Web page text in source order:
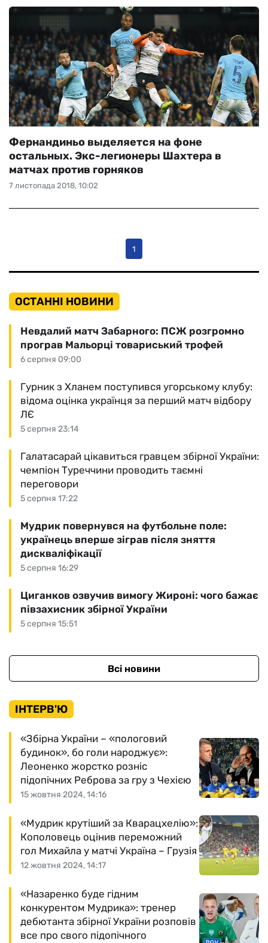
7 листопада 2018, 10:02
Фернандиньо выделяется на фоне
остальных. Экс-легионеры Шахтера в
матчах против горняков
1
ОСТАННІ НОВИНИ
6 серпня 09:00
Невдалий матч Забарного: ПСЖ розгромно
програв Мальорці товариський трофей
5 серпня 23:14
Гурник з Хланем поступився угорському клубу:
відома оцінка українця за перший матч відбору
ЛЄ
5 серпня 17:22
Галатасарай цікавиться гравцем збірної України:
чемпіон Туреччини проводить таємні
переговори
5 серпня 16:29
Мудрик повернувся на футбольне поле:
українець вперше зіграв після зняття
дискваліфікації
5 серпня 15:51
Циганков озвучив вимогу Жироні: чого бажає
півзахисник збірної України
Всі новини
ІНТЕРВ'Ю
15 жовтня 2024, 14:16
«Збірна України – «пологовий
будинок», бо голи народжує»:
Леоненко жорстко розніс
підопічних Реброва за гру з Чехією
12 жовтня 2024, 14:17
«Мудрик крутіший за Кварацхелію»:
Кополовець оцінив переможний
гол Михайла у матчі Україна – Грузія
«Назаренко буде гідним
конкурентом Мудрика»: тренер
дебютанта збірної України розповів
все про свого підопічного